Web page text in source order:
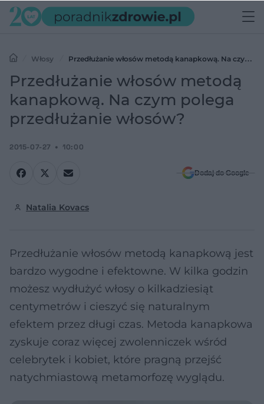
Włosy
Przedłużanie włosów metodą kanapkową. Na czym
polega przedłużanie włosów?
Przedłużanie włosów metodą
kanapkową. Na czym polega
przedłużanie włosów?
2015-07-27 10:00
Dodaj do Google
Natalia Kovacs
Przedłużanie włosów metodą kanapkową jest
bardzo wygodne i efektowne. W kilka godzin
możesz wydłużyć włosy o kilkadziesiąt
centymetrów i cieszyć się naturalnym
efektem przez długi czas. Metoda kanapkowa
zyskuje coraz więcej zwolenniczek wśród
celebrytek i kobiet, które pragną przejść
natychmiastową metamorfozę wyglądu.